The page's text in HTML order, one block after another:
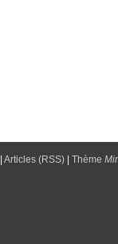
| Articles (RSS) | Thème